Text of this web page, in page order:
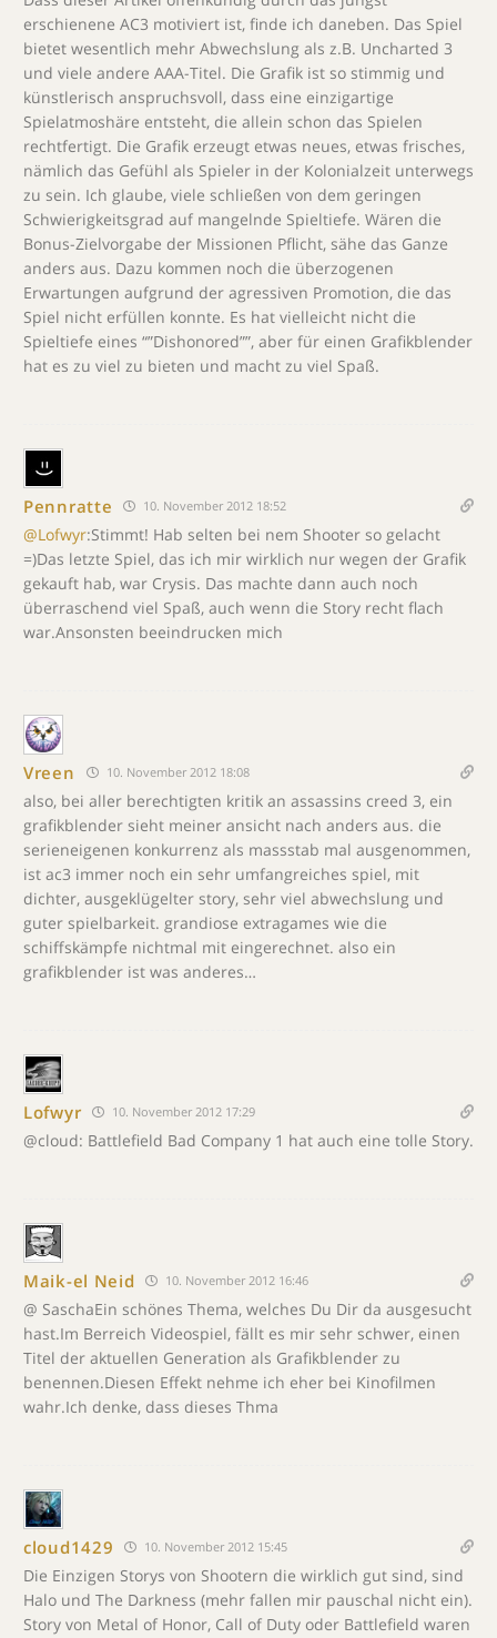
erschienene AC3 motiviert ist, finde ich daneben. Das Spiel
bietet wesentlich mehr Abwechslung als z.B. Uncharted 3
und viele andere AAA-Titel. Die Grafik ist so stimmig und
künstlerisch anspruchsvoll, dass eine einzigartige
Spielatmoshäre entsteht, die allein schon das Spielen
rechtfertigt. Die Grafik erzeugt etwas neues, etwas frisches,
nämlich das Gefühl als Spieler in der Kolonialzeit unterwegs
zu sein. Ich glaube, viele schließen von dem geringen
Schwierigkeitsgrad auf mangelnde Spieltiefe. Wären die
Bonus-Zielvorgabe der Missionen Pflicht, sähe das Ganze
anders aus. Dazu kommen noch die überzogenen
Erwartungen aufgrund der agressiven Promotion, die das
Spiel nicht erfüllen konnte. Es hat vielleicht nicht die
Spieltiefe eines “”Dishonored””, aber für einen Grafikblender
hat es zu viel zu bieten und macht zu viel Spaß.
Pennratte 10. November 2012 18:52
@Lofwyr:Stimmt! Hab selten bei nem Shooter so gelacht
=)Das letzte Spiel, das ich mir wirklich nur wegen der Grafik
gekauft hab, war Crysis. Das machte dann auch noch
überraschend viel Spaß, auch wenn die Story recht flach
war.Ansonsten beeindrucken mich
Vreen 10. November 2012 18:08
also, bei aller berechtigten kritik an assassins creed 3, ein
grafikblender sieht meiner ansicht nach anders aus. die
serieneigenen konkurrenz als massstab mal ausgenommen,
ist ac3 immer noch ein sehr umfangreiches spiel, mit
dichter, ausgeklügelter story, sehr viel abwechslung und
guter spielbarkeit. grandiose extragames wie die
schiffskämpfe nichtmal mit eingerechnet. also ein
grafikblender ist was anderes…
Lofwyr 10. November 2012 17:29
@cloud: Battlefield Bad Company 1 hat auch eine tolle Story.
Maik-el Neid 10. November 2012 16:46
@ SaschaEin schönes Thema, welches Du Dir da ausgesucht
hast.Im Berreich Videospiel, fällt es mir sehr schwer, einen
Titel der aktuellen Generation als Grafikblender zu
benennen.Diesen Effekt nehme ich eher bei Kinofilmen
wahr.Ich denke, dass dieses Thma
cloud1429 10. November 2012 15:45
Die Einzigen Storys von Shootern die wirklich gut sind, sind
Halo und The Darkness (mehr fallen mir pauschal nicht ein).
Story von Metal of Honor, Call of Duty oder Battlefield waren